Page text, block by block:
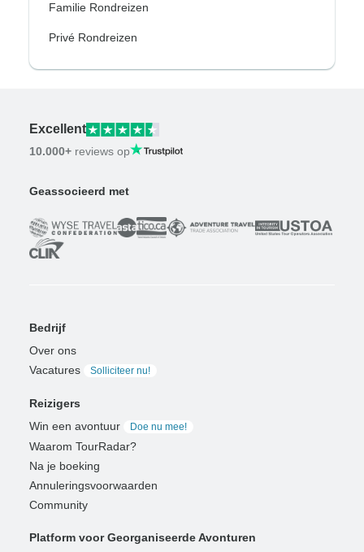
Familie Rondreizen
Privé Rondreizen
Excellent
10.000+ reviews op
Geassocieerd met
Bedrijf
Over ons
Vacatures
Solliciteer nu!
Reizigers
Win een avontuur
Doe nu mee!
Waarom TourRadar?
Na je boeking
Annuleringsvoorwaarden
Community
Platform voor Georganiseerde Avonturen